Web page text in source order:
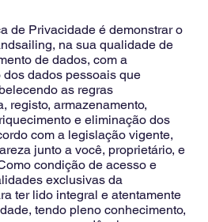
de Privacidade é demonstrar o
na sua qualidade de
de dados, com a
dados pessoais que
as regras
registo, armazenamento,
e eliminação dos
com a legislação vigente,
junto a você, proprietário, e
condição de acesso e
exclusivas da
ter lido integral e atentamente
tendo pleno conhecimento,